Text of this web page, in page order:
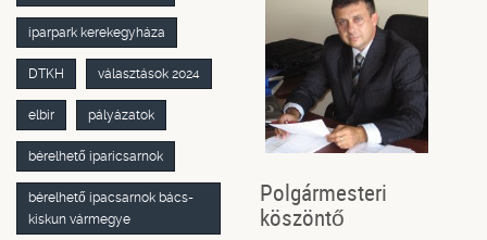
iparpark kerekegyháza
DTKH választások 2024
elbir pályázatok
bérelhető iparicsarnok
bérelhető ipacsarnok bács-
kiskun vármegye
Polgármesteri
köszöntő